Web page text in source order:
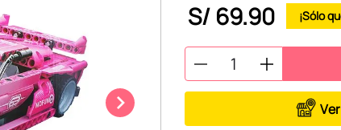
S/ 69.90